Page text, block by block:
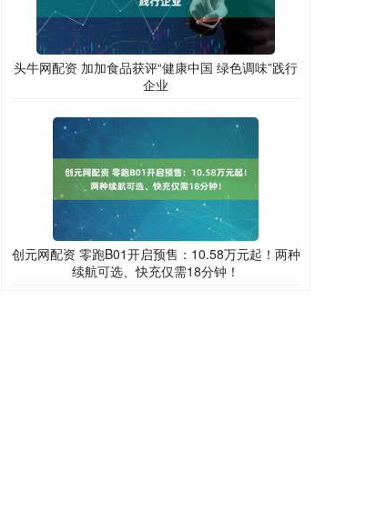
头牛网配资 加加食品获评“健康中国 绿色调味”践行
企业
创元网配资 零跑B01开启预售：10.58万元起！两种
续航可选、快充仅需18分钟！